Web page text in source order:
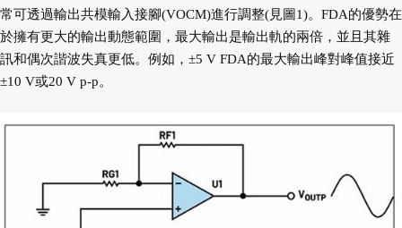
常可透過輸出共模輸入接腳(VOCM)進行調整(見圖1)。FDA的優勢在
於擁有更大的輸出動態範圍，最大輸出是輸出軌的兩倍，並且其雜
訊和偶次諧波失真更低。例如，±5 V FDA的最大輸出峰對峰值接近
±10 V或20 V p-p。